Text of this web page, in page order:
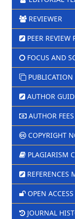
REVIEWER
PEER REVIEW
FOCUS AND
PUBLICATION
AUTHOR
AUTHOR FEES
COPYRIGHT
PLAGIARISM
REFERENCES
OPEN
JOURNAL